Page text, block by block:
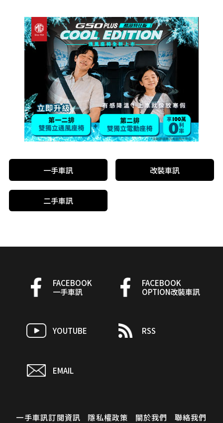
一手車訊 改裝車訊
二手車訊
FACEBOOK
一手車訊
FACEBOOK
OPTION改裝車訊
YOUTUBE RSS
EMAIL
一手車訊訂閱資訊 隱私權政策 關於我們 聯絡我們